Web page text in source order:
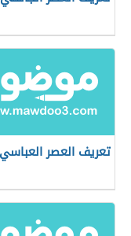
تعريف العصر العباسي